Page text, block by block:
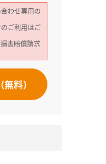
わせ専用の
ご利用はご
害賠償請求
料）